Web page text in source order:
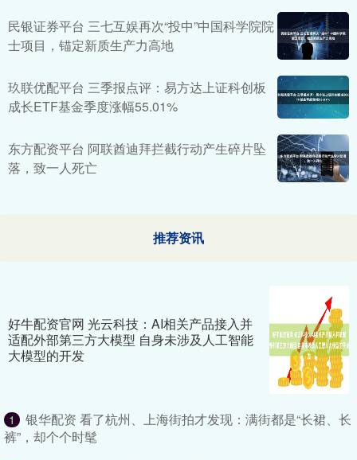
民银证券平台 三七互娱再次“投中”中国科学院院
士项目，锚定新质生产力高地
玖联优配平台 三季报点评：易方达上证科创板
成长ETF基金季度涨幅55.01%
东方配资平台 阿联酋迪拜拦截行动产生碎片坠
落，致一人死亡
推荐资讯
好牛配资官网 光云科技：AI相关产品接入并
适配外部第三方大模型 自身未涉及人工智能
大模型的开发
1
银华配资 看了杭州、上海街拍才发现：满街都是“长裙、长
裤”，却个个时髦